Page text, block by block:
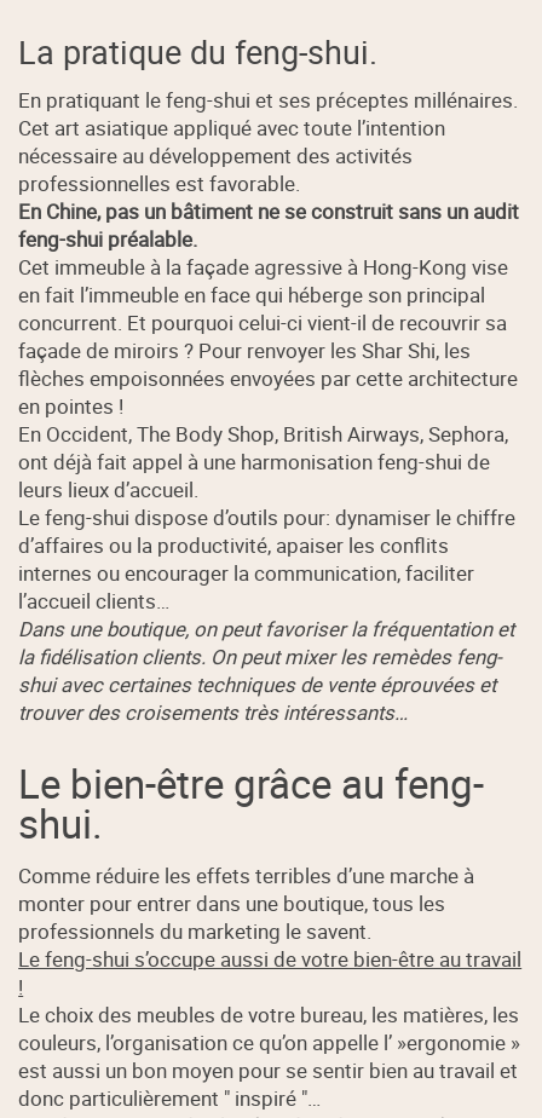
La pratique du feng-shui.
En pratiquant le feng-shui et ses préceptes millénaires.
Cet art asiatique appliqué avec toute l’intention
nécessaire au développement des activités
professionnelles est favorable.
En Chine, pas un bâtiment ne se construit sans un audit
feng-shui préalable.
Cet immeuble à la façade agressive à Hong-Kong vise
en fait l’immeuble en face qui héberge son principal
concurrent. Et pourquoi celui-ci vient-il de recouvrir sa
façade de miroirs ? Pour renvoyer les Shar Shi, les
flèches empoisonnées envoyées par cette architecture
en pointes !
En Occident, The Body Shop, British Airways, Sephora,
ont déjà fait appel à une harmonisation feng-shui de
leurs lieux d’accueil.
Le feng-shui dispose d’outils pour: dynamiser le chiffre
d’affaires ou la productivité, apaiser les conflits
internes ou encourager la communication, faciliter
l’accueil clients…
Dans une boutique, on peut favoriser la fréquentation et
la fidélisation clients. On peut mixer les remèdes feng-
shui avec certaines techniques de vente éprouvées et
trouver des croisements très intéressants…
Le bien-être grâce au feng-
shui.
Comme réduire les effets terribles d’une marche à
monter pour entrer dans une boutique, tous les
professionnels du marketing le savent.
Le feng-shui s’occupe aussi de votre bien-être au travail
!
Le choix des meubles de votre bureau, les matières, les
couleurs, l’organisation ce qu’on appelle l’ »ergonomie »
est aussi un bon moyen pour se sentir bien au travail et
donc particulièrement " inspiré "…